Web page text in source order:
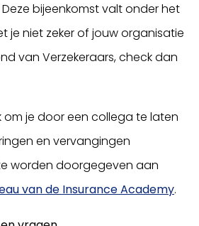
bijeenkomst valt onder het
je niet zeker of jouw organisatie
van Verzekeraars, check dan
om je door een collega te laten
en vervangingen
worden doorgegeven aan
van de Insurance Academy.